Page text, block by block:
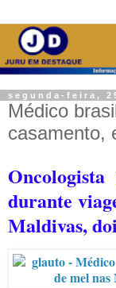
segunda-feira,
Médico
casamento,
durante
Maldivas,